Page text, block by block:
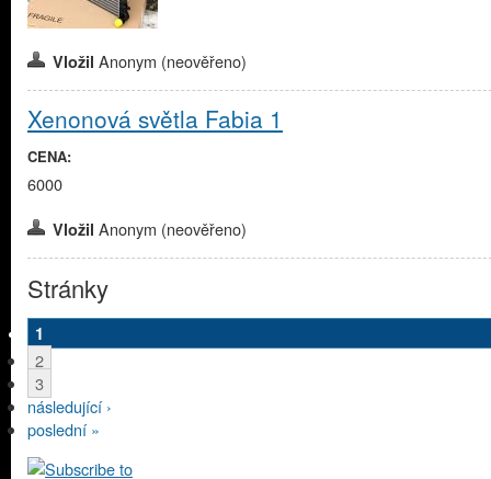
Vložil Anonym (neověřeno)
Xenonová světla Fabia 1
CENA:
6000
Vložil Anonym (neověřeno)
Stránky
1
2
3
následující ›
poslední »